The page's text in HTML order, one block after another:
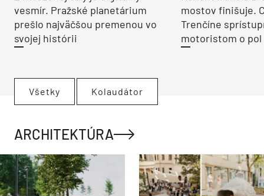
vesmír. Pražské planetárium
prešlo najväčšou premenou vo
svojej histórii
mostov finišuje.
Trenčíne
motoristom o pol
Všetky Kolaudátor
ARCHITEKTÚRA